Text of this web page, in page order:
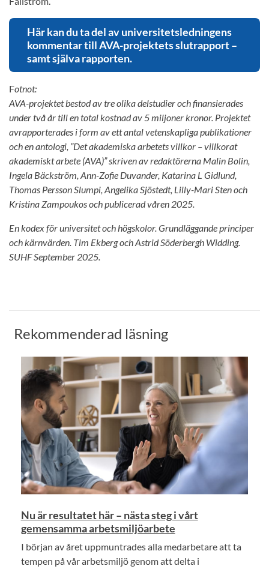
Här kan du ta del av universitetsledningens
kommentar till AVA-projektets slutrapport –
samt själva rapporten.
Fotnot:
AVA-projektet bestod av tre olika delstudier och finansierades
under två år till en total kostnad av 5 miljoner kronor. Projektet
avrapporterades i form av ett antal vetenskapliga publikationer
och en antologi, ”Det akademiska arbetets villkor – villkorat
akademiskt arbete (AVA)” skriven av redaktörerna Malin Bolin,
Ingela Bäckström, Ann-Zofie Duvander, Katarina L Gidlund,
Thomas Persson Slumpi, Angelika Sjöstedt, Lilly-Mari Sten och
Kristina Zampoukos och publicerad våren 2025.
En kodex för universitet och högskolor. Grundläggande principer
och kärnvärden. Tim Ekberg och Astrid Söderbergh Widding.
SUHF September 2025.
Rekommenderad läsning
Nu är resultatet här – nästa steg i vårt
gemensamma arbetsmiljöarbete
I början av året uppmuntrades alla medarbetare att ta
tempen på vår arbetsmiljö genom att delta i